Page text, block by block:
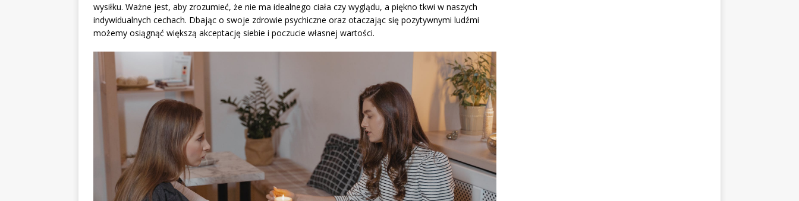
wysiłku. Ważne jest, aby zrozumieć, że nie ma idealnego ciała czy wyglądu, a piękno tkwi w naszych
indywidualnych cechach. Dbając o swoje zdrowie psychiczne oraz otaczając się pozytywnymi ludźmi
możemy osiągnąć większą akceptację siebie i poczucie własnej wartości.